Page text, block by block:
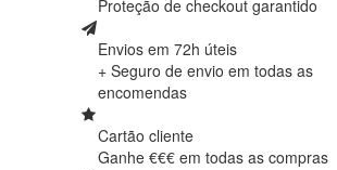
Proteção de checkout garantido
Envios em 72h úteis
+ Seguro de envio em todas as
encomendas
Cartão cliente
Ganhe €€€ em todas as compras